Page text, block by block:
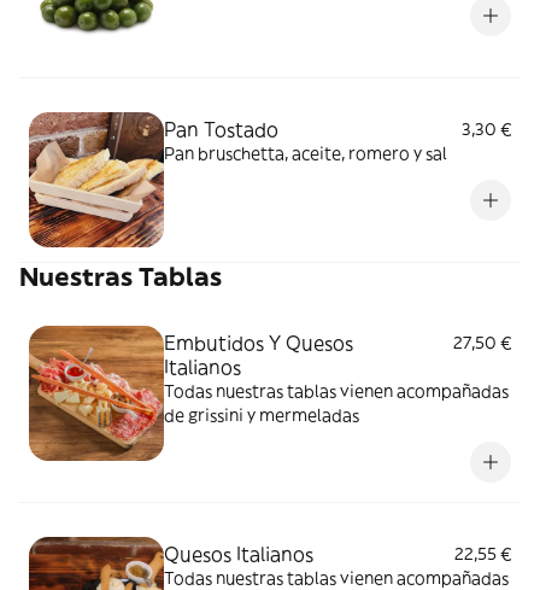
Pan Tostado
3,30 €
Pan bruschetta, aceite, romero y sal
Nuestras Tablas
Embutidos Y Quesos
Italianos
27,50 €
Todas nuestras tablas vienen acompañadas
de grissini y mermeladas
Quesos Italianos
22,55 €
Todas nuestras tablas vienen acompañadas